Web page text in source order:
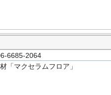
6685-2064
「マクセラムフロア」